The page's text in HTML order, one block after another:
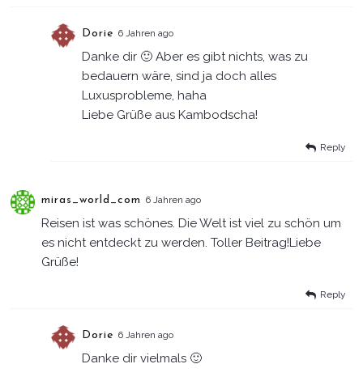
Dorie 6 Jahren ago
Reply
Danke dir 🙂 Aber es gibt nichts, was zu
bedauern wäre, sind ja doch alles
Luxusprobleme, haha
Liebe Grüße aus Kambodscha!
miras_world_com 6 Jahren ago
Reply
Reisen ist was schönes. Die Welt ist viel zu schön um
es nicht entdeckt zu werden. Toller Beitrag!Liebe
Grüße!
Dorie 6 Jahren ago
Danke dir vielmals 🙂